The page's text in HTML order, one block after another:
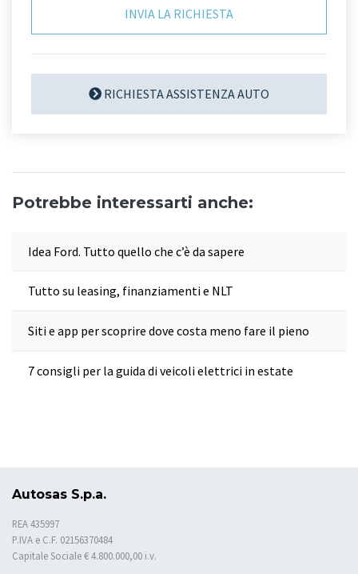
RICHIESTA ASSISTENZA AUTO
Potrebbe interessarti anche:
Idea Ford. Tutto quello che c’è da sapere
Tutto su leasing, finanziamenti e NLT
Siti e app per scoprire dove costa meno fare il pieno
7 consigli per la guida di veicoli elettrici in estate
Autosas S.p.a.
REA 435997
P.IVA e C.F. 02156370484
Capitale Sociale € 4.800.000,00 i.v.